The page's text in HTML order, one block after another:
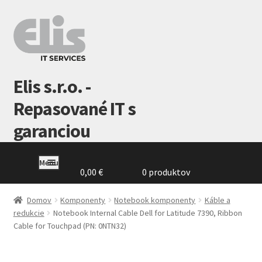
Preskočiť
na
navigáciu
Preskočiť
na
obsah
Elis s.r.o. -
Repasované IT s
garanciou
Menu
Domovská
stránka
GDPR
0,00 € 0 produktov
Domov Komponenty Notebook komponenty
Káble a
redukcie
Notebook Internal Cable Dell for Latitude 7390, Ribbon
Cable for Touchpad (PN: 0NTN32)